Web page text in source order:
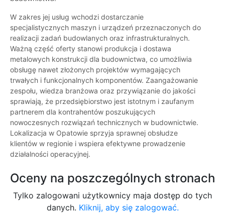
W zakres jej usług wchodzi dostarczanie
specjalistycznych maszyn i urządzeń przeznaczonych do
realizacji zadań budowlanych oraz infrastrukturalnych.
Ważną część oferty stanowi produkcja i dostawa
metalowych konstrukcji dla budownictwa, co umożliwia
obsługę nawet złożonych projektów wymagających
trwałych i funkcjonalnych komponentów. Zaangażowanie
zespołu, wiedza branżowa oraz przywiązanie do jakości
sprawiają, że przedsiębiorstwo jest istotnym i zaufanym
partnerem dla kontrahentów poszukujących
nowoczesnych rozwiązań technicznych w budownictwie.
Lokalizacja w Opatowie sprzyja sprawnej obsłudze
klientów w regionie i wspiera efektywne prowadzenie
działalności operacyjnej.
Oceny na poszczególnych stronach
Tylko zalogowani użytkownicy maja dostęp do tych
danych. Kliknij, aby się zalogować.